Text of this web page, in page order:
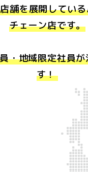
舗を展開してい
チェーン店です。
・地域限定社員
す！